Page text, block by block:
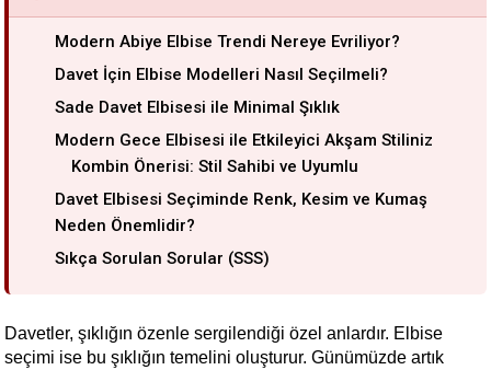
Modern Abiye Elbise Trendi Nereye Evriliyor?
Davet İçin Elbise Modelleri Nasıl Seçilmeli?
Sade Davet Elbisesi ile Minimal Şıklık
Modern Gece Elbisesi ile Etkileyici Akşam Stiliniz
Kombin Önerisi: Stil Sahibi ve Uyumlu
Davet Elbisesi Seçiminde Renk, Kesim ve Kumaş
Neden Önemlidir?
Sıkça Sorulan Sorular (SSS)
Davetler, şıklığın özenle sergilendiği özel anlardır. Elbise
seçimi ise bu şıklığın temelini oluşturur. Günümüzde artık